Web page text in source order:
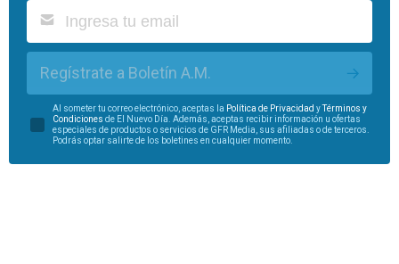
Regístrate a Boletín A.M.
Al someter tu correo electrónico, aceptas la Política de Privacidad yTérminos y
Condiciones de El Nuevo Día. Además, aceptas recibir información u ofertas
especiales de productos o servicios de GFR Media, sus afiliadas o de terceros.
Podrás optar salirte de los boletines en cualquier momento.